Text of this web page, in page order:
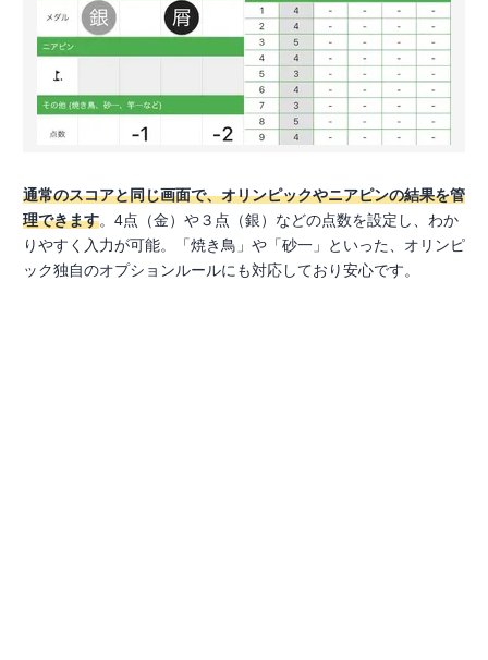
通常のスコアと同じ画面で、オリンピックやニアピンの結果を管
理できます。4点（金）や３点（銀）などの点数を設定し、わか
りやすく入力が可能。「焼き鳥」や「砂一」といった、オリンピ
ック独自のオプションルールにも対応しており安心です。